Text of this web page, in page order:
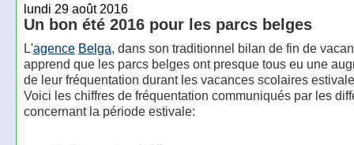
lundi 29 août 2016
Un bon été 2016 pour les parcs belges
L'agence Belga, dans son traditionnel bilan de fin de
apprend que les parcs belges ont presque tous eu une
de leur fréquentation durant les vacances scolaires
Voici les chiffres de fréquentation communiqués par les
concernant la période estivale: